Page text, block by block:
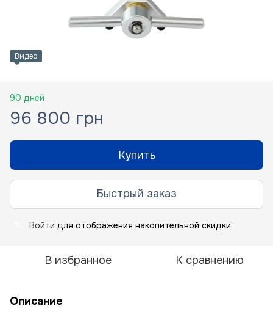
Видео
90 дней
96 800 грн
Купить
Быстрый заказ
Войти для отображения накопительной скидки
В избранное К сравнению
Описание